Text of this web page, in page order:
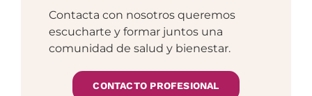
Contacta con nosotros queremos
escucharte y formar juntos una
comunidad de salud y bienestar.
CONTACTO PROFESIONAL